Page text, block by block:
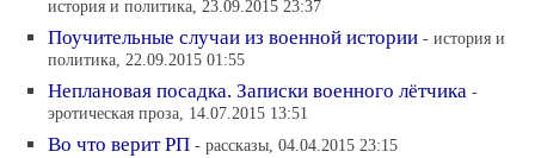
история и политика, 23.09.2015 23:37
Поучительные случаи из военной истории - история и
политика, 22.09.2015 01:55
Неплановая посадка. Записки военного лётчика -
эротическая проза, 14.07.2015 13:51
Во что верит РП - рассказы, 04.04.2015 23:15